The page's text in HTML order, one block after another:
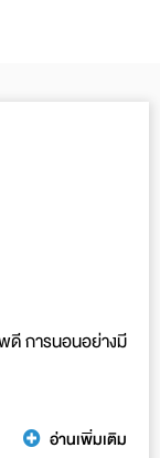
ดี การนอนอย่างมี
อ่านเพิ่มเติม